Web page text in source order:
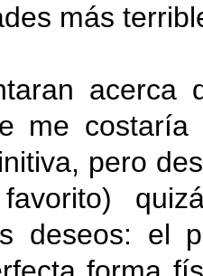
más
acerca
me
pero
deseos: el